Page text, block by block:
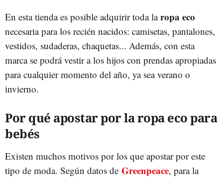
En esta tienda es posible adquirir toda laropa eco
necesaria para los recién nacidos: camisetas, pantalones,
vestidos, sudaderas, chaquetas... Además, con esta
marca se podrá vestir a los hijos con prendas apropiadas
para cualquier momento del año, ya sea verano o
invierno.
Por qué apostar por la ropa eco para
bebés
Existen muchos motivos por los que apostar por este
tipo de moda. Según datos de Greenpeace, para la